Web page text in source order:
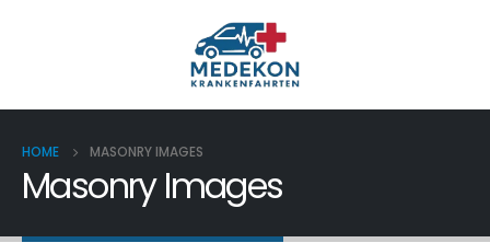
HOME MASONRY IMAGES
Masonry Images